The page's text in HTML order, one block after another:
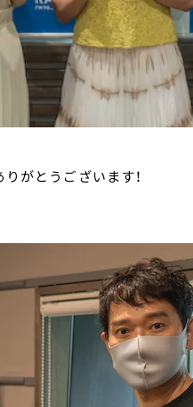
がとうございます！